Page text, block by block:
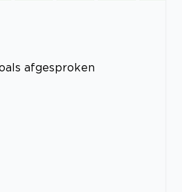
afgesproken